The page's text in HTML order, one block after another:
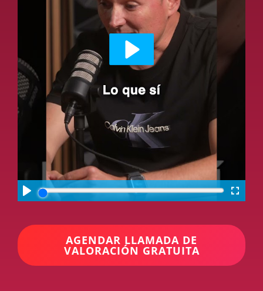
AGENDAR LLAMADA DE
VALORACIÓN GRATUITA